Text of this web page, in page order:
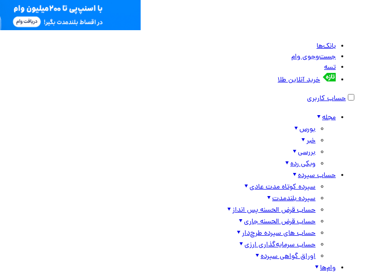
بانک‌ها
جست‌وجوی وام
تسه
خرید آنلاین طلا
حساب کاربری
مجله
بورس
خبر
بررسی
ویکی رده
حساب سپرده
سپرده کوتاه مدت عادی
سپرده بلندمدت
حساب قرض الحسنه پس انداز
حساب قرض الحسنه جاری
حساب های سپرده طرح‌دار
حساب سرمایه‌گذاری ارزی
اوراق گواهی سپرده
وام‌ها